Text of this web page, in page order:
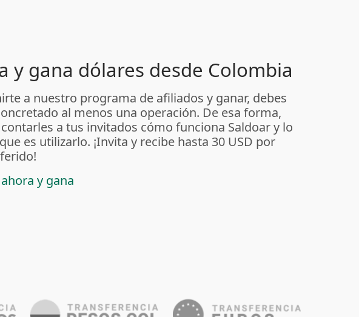
y gana dólares desde Colombia
a nuestro programa de afiliados y ganar, debes
al menos una operación. De esa forma,
a tus invitados cómo funciona Saldoar y lo
es utilizarlo. ¡Invita y recibe hasta 30 USD por
y gana